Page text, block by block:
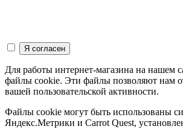
Для работы интернет-магазина на нашем
файлы cookie. Эти файлы позволяют нам
вашей пользовательской активности.
Файлы cookie могут быть использованы
Яндекс.Метрики и Carrot Quest,